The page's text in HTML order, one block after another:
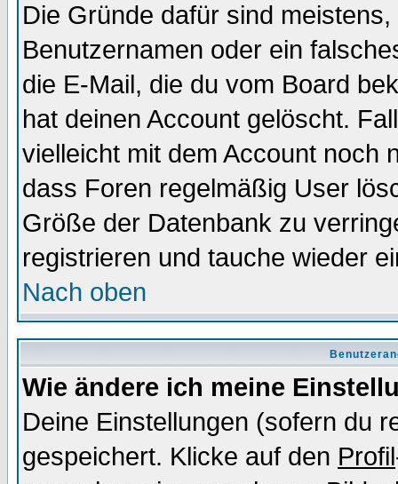
Die Gründe dafür sind
Benutzernamen oder ein
die E-Mail, die du vom Board
hat deinen Account gelöscht.
vielleicht mit dem Account noch
dass Foren regelmäßig User
Größe der Datenbank zu
registrieren und tauche wieder
Nach oben
Wie ändere ich meine
Deine Einstellungen (sofern du
gespeichert. Klicke auf den Profil